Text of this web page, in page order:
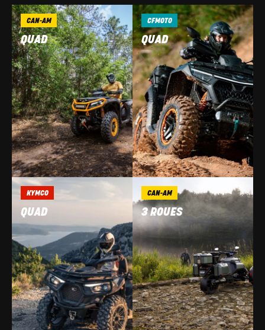
CAN-AM
QUAD
CFMOTO
QUAD
KYMCO
QUAD
CAN-AM
3 ROUES